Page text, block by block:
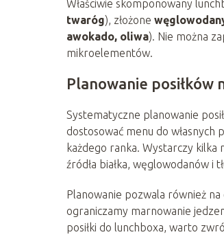
Właściwie skomponowany
twaróg), złożone
awokado, oliwa). Nie można
mikroelementów.
Planowanie posiłków
Systematyczne planowanie
dostosować menu do
każdego ranka. Wystarczy kilka
źródła białka, węglowodanów i
Planowanie pozwala również
ograniczamy marnowanie
posiłki do lunchboxa, warto